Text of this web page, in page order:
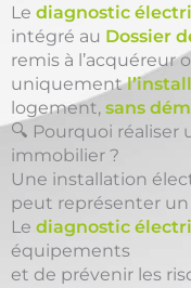
Le diagnostic
intégré au Dossier
remis à l’acquéreur
uniquement
logement, sans
🔍 Pourquoi
immobilier ?
Une installation
peut représenter
Le diagnostic
équipements
et de prévenir les